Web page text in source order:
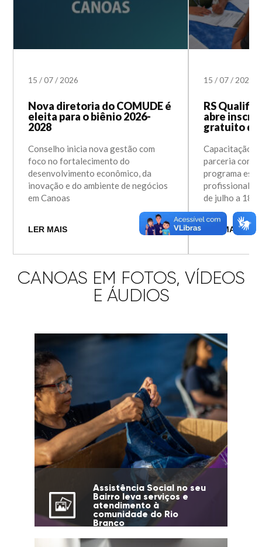
15/07/ 2026
Nova diretoria do COMUDE é
eleita para o biênio 2026-
2028
Conselho inicia nova gestão com
foco no fortalecimento do
desenvolvimento econômico, da
inovação e do ambiente de negócios
em Canoas
LER MAIS
15/07/ 2026
RS
abre
gratuito de
Capacitação
parceria com
programa
profissional,
de julho a 18
LER MAIS
CANOAS EM FOTOS, VÍDEOS
E ÁUDIOS
Assistência Social no seu
Bairro leva serviços e
atendimento à
comunidade do Rio
Branco